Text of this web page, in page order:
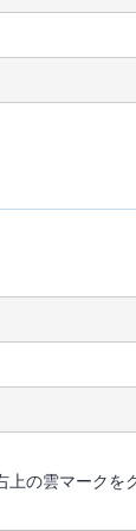
の雲マークを